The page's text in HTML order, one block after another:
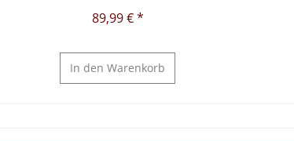
89,99 € *
In den Warenkorb